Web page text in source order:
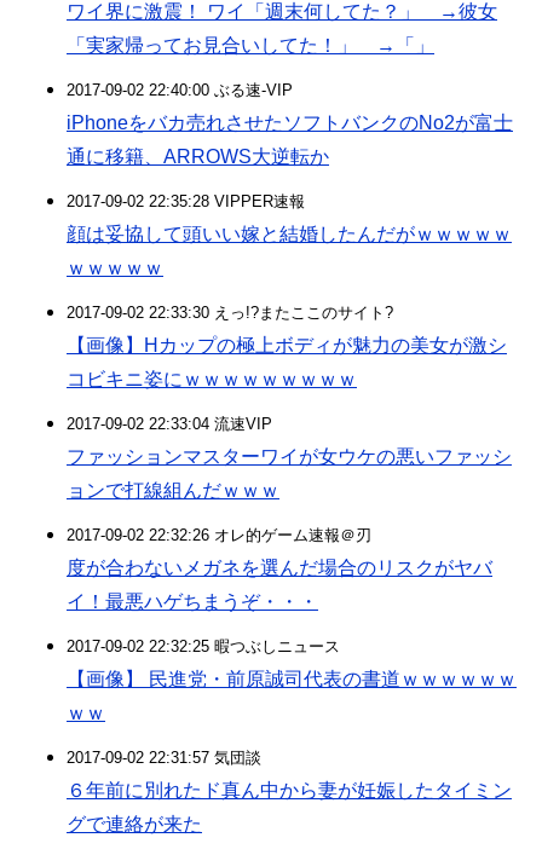
ワイ界に激震！ ワイ「週末何してた？」 →彼女
「実家帰ってお見合いしてた！」 →「」
2017-09-02 22:40:00 ぶる速-VIP
iPhoneをバカ売れさせたソフトバンクのNo2が富士
通に移籍、ARROWS大逆転か
2017-09-02 22:35:28 VIPPER速報
顔は妥協して頭いい嫁と結婚したんだがｗｗｗｗｗ
ｗｗｗｗｗ
2017-09-02 22:33:30 えっ!?またここのサイト?
【画像】Hカップの極上ボディが魅力の美女が激シ
コビキニ姿にｗｗｗｗｗｗｗｗｗ
2017-09-02 22:33:04 流速VIP
ファッションマスターワイが女ウケの悪いファッシ
ョンで打線組んだｗｗｗ
2017-09-02 22:32:26 オレ的ゲーム速報＠刃
度が合わないメガネを選んだ場合のリスクがヤバ
イ！最悪ハゲちまうぞ・・・
2017-09-02 22:32:25 暇つぶしニュース
【画像】 民進党・前原誠司代表の書道ｗｗｗｗｗｗ
ｗｗ
2017-09-02 22:31:57 気団談
６年前に別れたド真ん中から妻が妊娠したタイミン
グで連絡が来た